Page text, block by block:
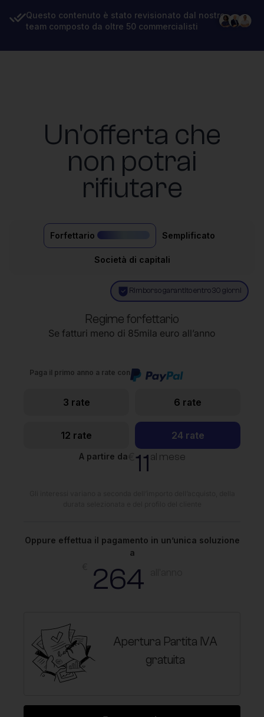
Questo contenuto è stato revisionato dal nostro
team composto da oltre 50 commercialisti
Un'offerta che
non potrai
rifiutare
Forfettario Semplificato
Società di capitali
Rimborso garantito entro 30 giorni
Regime forfettario
Se fatturi meno di 85mila euro all’anno
Paga il primo anno a rate con
3 rate 6 rate
12 rate 24 rate
A partire da 11al mese
Oppure effettua il pagamento in un’unica soluzione
a
264
Apertura Partita IVA
gratuita